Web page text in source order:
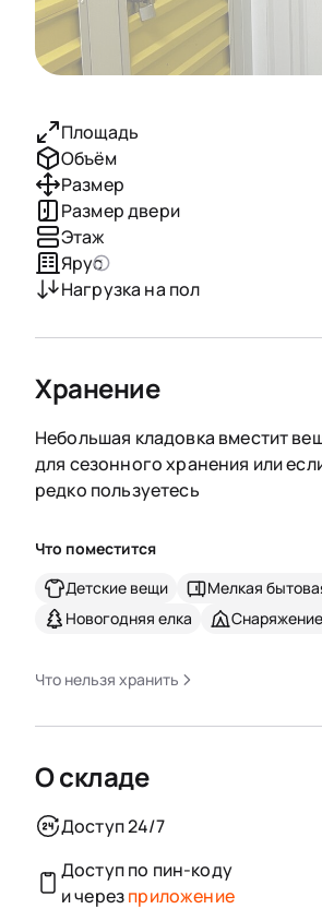
Площадь
Объём
Размер
Размер двери
Этаж
Ярус
Нагрузка на пол
Хранение
Небольшая кладовка вместит
для сезонного хранения или
редко пользуетесь
Что поместится
Детские вещи
Мелкая
Новогодняя елка
Что нельзя хранить
О складе
Доступ 24/7
Доступ по пин-коду
и черезприложение